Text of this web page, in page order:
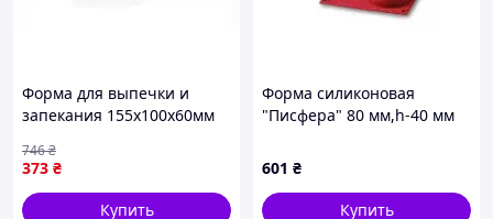
Форма для выпечки и
запекания 155х100х60мм
создания кулинарных
шедевров
373 ₴
746₴
Купить
Форма силиконовая
"Писфера" 80 мм,h-40 мм
601 ₴
Купить